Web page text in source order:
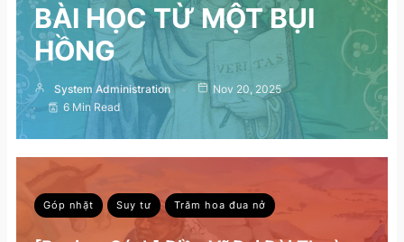
BÀI HỌC TỪ MỘT BỤI
HỒNG
System Administration
Nov 20, 2025
6 Min Read
Góp nhặt Suy tư Trăm hoa đua nở